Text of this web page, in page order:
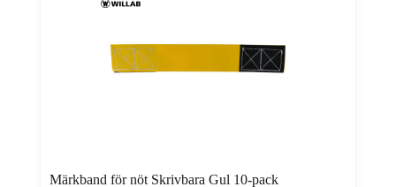
Märkband för nöt Skrivbara Gul 10-pack